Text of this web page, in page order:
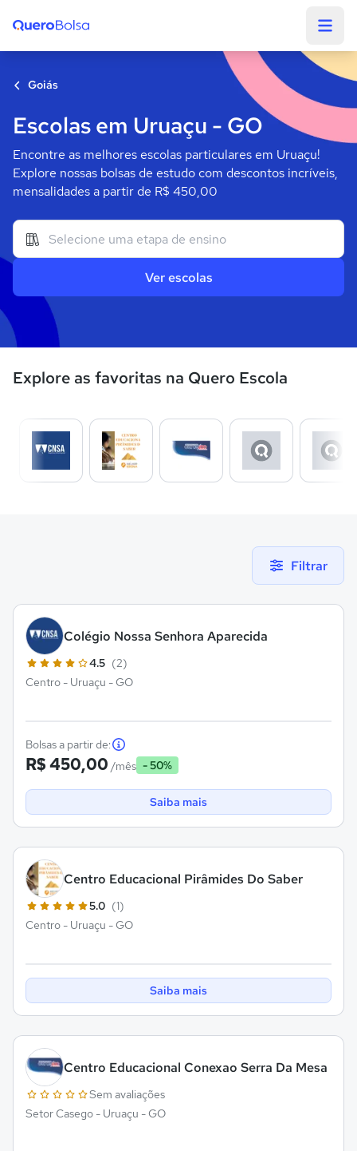
Goiás
Escolas em Uruaçu - GO
Encontre as melhores escolas particulares em Uruaçu!
Explore nossas bolsas de estudo com descontos incríveis,
mensalidades a partir de R$ 450,00
Ver escolas
Explore as favoritas na Quero Escola
Filtrar
Colégio Nossa Senhora Aparecida
4.5 (2)
Centro - Uruaçu - GO
Bolsas a partir de:
R$ 450,00 /mês - 50%
Saiba mais
Centro Educacional Pirâmides Do Saber
5.0 (1)
Centro - Uruaçu - GO
Saiba mais
Centro Educacional Conexao Serra Da Mesa
Sem avaliações
Setor Casego - Uruaçu - GO